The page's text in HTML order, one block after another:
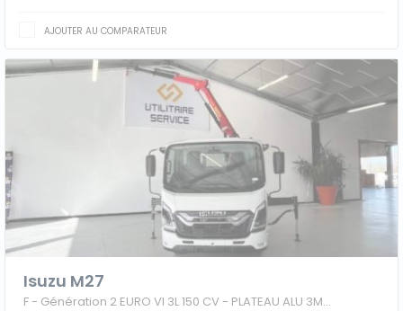
AJOUTER AU COMPARATEUR
Isuzu M27
F - Génération 2 EURO VI 3L 150 CV - PLATEAU ALU 3M30+ GRUE PK 2900B